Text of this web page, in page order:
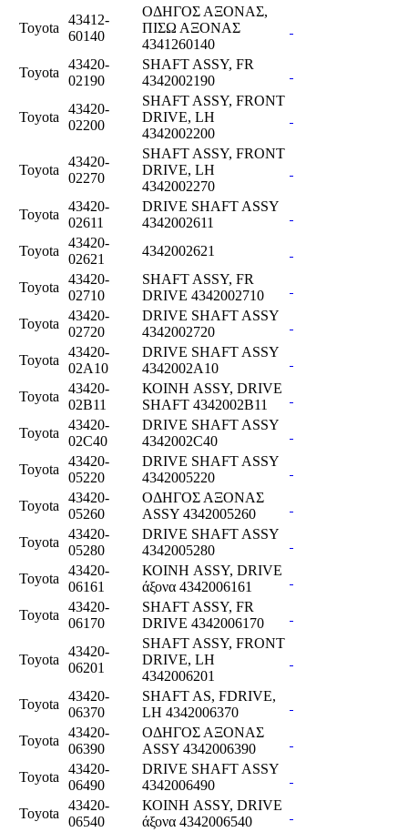
Toyota
43412-
60140
ΟΔΗΓΟΣ ΑΞΟΝΑΣ,
ΠΙΣΩ ΑΞΟΝΑΣ
4341260140
Toyota
43420-
02190
SHAFT ASSY, FR
4342002190
Toyota
43420-
02200
SHAFT ASSY, FRONT
DRIVE, LH
4342002200
Toyota
43420-
02270
SHAFT ASSY, FRONT
DRIVE, LH
4342002270
Toyota
43420-
02611
DRIVE SHAFT ASSY
4342002611
Toyota
43420-
02621
4342002621
Toyota
43420-
02710
SHAFT ASSY, FR
DRIVE 4342002710
Toyota
43420-
02720
DRIVE SHAFT ASSY
4342002720
Toyota
43420-
02A10
DRIVE SHAFT ASSY
4342002A10
Toyota
43420-
02B11
ΚΟΙΝΗ ASSY, DRIVE
SHAFT 4342002B11
Toyota
43420-
02C40
DRIVE SHAFT ASSY
4342002C40
Toyota
43420-
05220
DRIVE SHAFT ASSY
4342005220
Toyota
43420-
05260
ΟΔΗΓΟΣ ΑΞΟΝΑΣ
ASSY 4342005260
Toyota
43420-
05280
DRIVE SHAFT ASSY
4342005280
Toyota
43420-
06161
ΚΟΙΝΗ ASSY, DRIVE
άξονα 4342006161
Toyota
43420-
06170
SHAFT ASSY, FR
DRIVE 4342006170
Toyota
43420-
06201
SHAFT ASSY, FRONT
DRIVE, LH
4342006201
Toyota
43420-
06370
SHAFT AS, FDRIVE,
LH 4342006370
Toyota
43420-
06390
ΟΔΗΓΟΣ ΑΞΟΝΑΣ
ASSY 4342006390
Toyota
43420-
06490
DRIVE SHAFT ASSY
4342006490
Toyota
43420-
06540
ΚΟΙΝΗ ASSY, DRIVE
άξονα 4342006540